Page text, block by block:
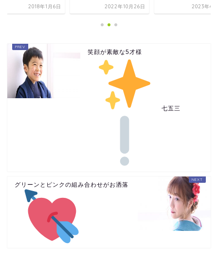
2018年1月6日 2022年10月26日 2023年4
笑顔が素敵な5才様
七五三
グリーンとピンクの組み合わせがお洒落